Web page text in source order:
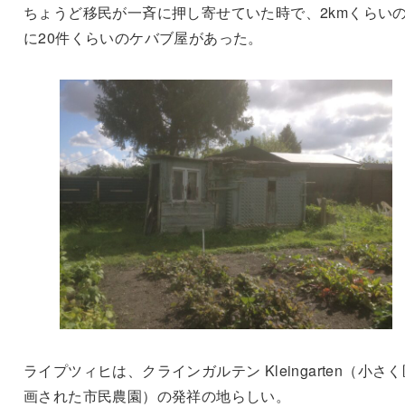
ちょうど移民が一斉に押し寄せていた時で、2kmくらい
に20件くらいのケバブ屋があった。
ライプツィヒは、クラインガルテン Kleingarten（小さ
画された市民農園）の発祥の地らしい。